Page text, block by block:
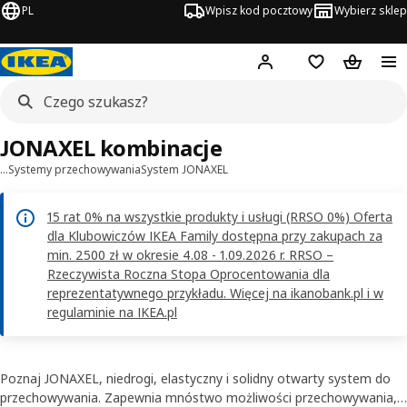
PL Wpisz kod pocztowy Wybierz sklep
Hej! Zaloguj się
Lista zakupowa
Koszyk
…Systemy przechowywaniaSystem JONAXEL
15 rat 0% na wszystkie produkty i usługi (RRSO 0%) Oferta
dla Klubowiczów IKEA Family dostępna przy zakupach za
min. 2500 zł w okresie 4.08 - 1.09.2026 r. RRSO –
Rzeczywista Roczna Stopa Oprocentowania dla
reprezentatywnego przykładu. Więcej na ikanobank.pl i w
regulaminie na IKEA.pl
JONAXEL kombinacje
Poznaj JONAXEL, niedrogi, elastyczny i solidny otwarty system do
przechowywania. Zapewnia mnóstwo możliwości przechowywania,